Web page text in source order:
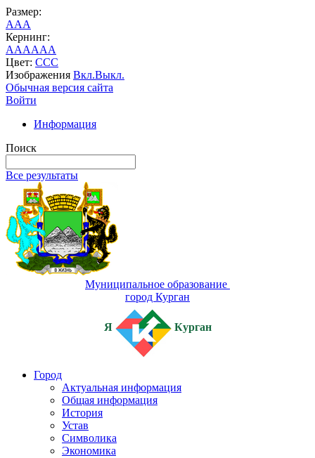
Размер:
AAA
Кернинг:
AAAAAA
Цвет: CCC
Изображения Вкл.Выкл.
Обычная версия сайта
Войти
Информация
Поиск
Все результаты
Муниципальное образование
город Курган
Я Курган
Город
Актуальная информация
Общая информация
История
Устав
Символика
Экономика